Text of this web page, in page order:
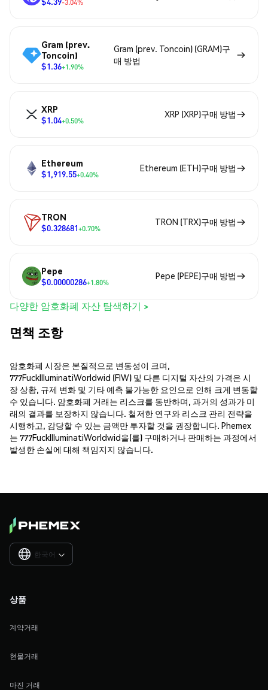
-3.04%
Gram (prev.
Toncoin)
$1.36+1.90%
Gram (prev. Toncoin) (GRAM)구
매 방법
XRP
$1.04+0.50%
XRP (XRP)구매 방법
Ethereum
$1,919.55+0.40%
Ethereum (ETH)구매 방법
TRON
$0.328681+0.70%
TRON (TRX)구매 방법
Pepe
$0.00000286+1.80%
Pepe (PEPE)구매 방법
다양한 암호화폐 자산 탐색하기 >
면책 조항
암호화폐 시장은 본질적으로 변동성이 크며,
777FuckIlluminatiWorldwid (FIW) 및 다른 디지털 자산의 가격은 시
장 상황, 규제 변화 및 기타 예측 불가능한 요인으로 인해 크게 변동할
수 있습니다. 암호화폐 거래는 리스크를 동반하며, 과거의 성과가 미
래의 결과를 보장하지 않습니다. 철저한 연구와 리스크 관리 전략을
시행하고, 감당할 수 있는 금액만 투자할 것을 권장합니다. Phemex
는 777FuckIlluminatiWorldwid을(를) 구매하거나 판매하는 과정에서
발생한 손실에 대해 책임지지 않습니다.
한국어 
상품
계약거래
현물거래
마진 거래